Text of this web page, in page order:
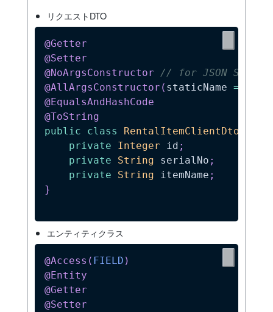
リクエストDTO
@Getter
@Setter
@NoArgsConstructor
// for JSON
@AllArgsConstructor ( staticName =
@EqualsAndHashCode
@ToString
public
class RentalItemClientDto
private
Integer id ;
private
String serialNo ;
private
String itemName ;
}
エンティティクラス
@Access ( FIELD )
@Entity
@Getter
@Setter